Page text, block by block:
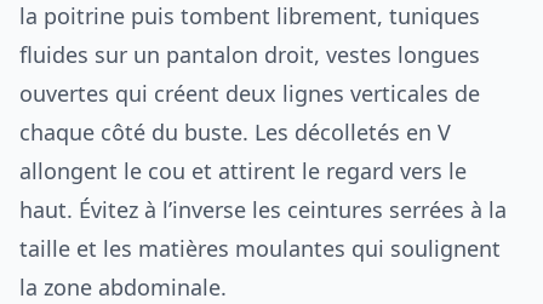
la poitrine puis tombent librement, tuniques
fluides sur un pantalon droit, vestes longues
ouvertes qui créent deux lignes verticales de
chaque côté du buste. Les décolletés en V
allongent le cou et attirent le regard vers le
haut. Évitez à l’inverse les ceintures serrées à la
taille et les matières moulantes qui soulignent
la zone abdominale.